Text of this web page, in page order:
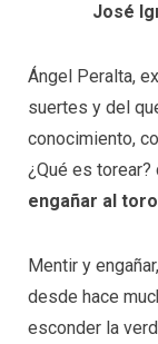
José
Ángel Peralta,
suertes y del
conocimiento,
¿Qué es
engañar al
Mentir y
desde hace
esconder la